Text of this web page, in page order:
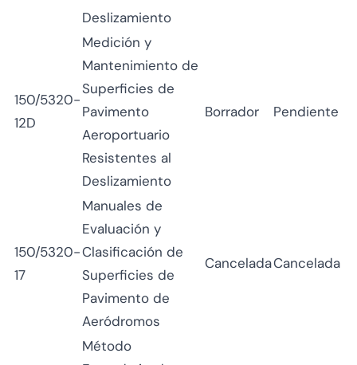
Deslizamiento
150/5320-
12D
Medición y
Mantenimiento de
Superficies de
Pavimento
Aeroportuario
Resistentes al
Deslizamiento
Borrador Pendiente
150/5320-
17
Manuales de
Evaluación y
Clasificación de
Superficies de
Pavimento de
Aeródromos
CanceladaCancelada
Método